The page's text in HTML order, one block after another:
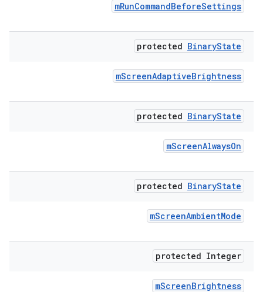
mRunCommandBeforeSettings
protected BinaryState
mScreenAdaptiveBrightness
protected BinaryState
mScreenAlwaysOn
protected BinaryState
mScreenAmbientMode
protected Integer
mScreenBrightness